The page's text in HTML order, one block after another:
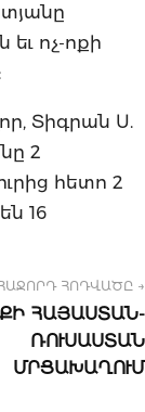
ոչ-ոքի
Տիգրան Ս.
2
հետո 2
16
ՀՈԴՎԱԾԸ →
ՀԱՅԱՍՏԱՆ-
ՌՈՒՍԱՍՏԱՆ
ՄՐՑԱԽԱՂՈՒՄ